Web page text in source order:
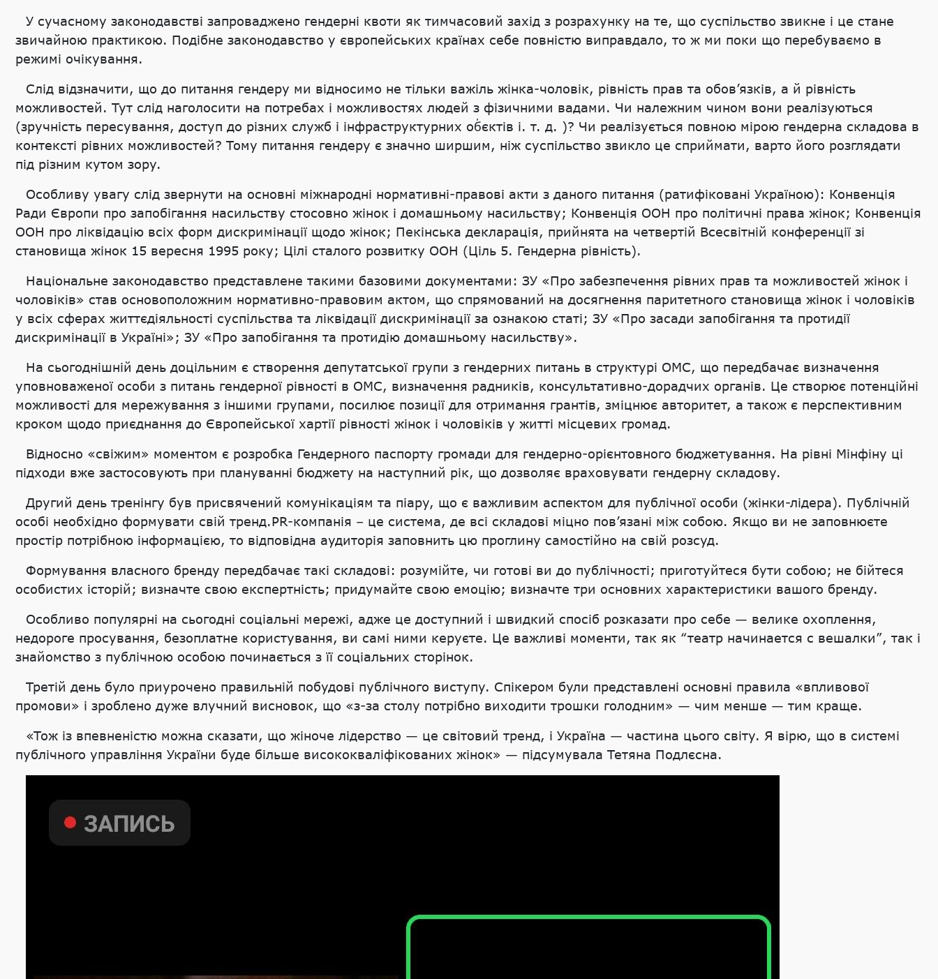
У сучасному законодавстві запроваджено гендерні квоти як тимчасовий захід з розрахунку на те, що суспільство звикне і це стане
звичайною практикою. Подібне законодавство у європейських країнах себе повністю виправдало, то ж ми поки що перебуваємо в
режимі очікування.
Слід відзначити, що до питання гендеру ми відносимо не тільки важіль жінка-чоловік, рівність прав та обов’язків, а й рівність
можливостей. Тут слід наголосити на потребах і можливостях людей з фізичними вадами. Чи належним чином вони реалізуються
(зручність пересування, доступ до різних служб і інфраструктурних об҆єктів і. т. д. )? Чи реалізується повною мірою гендерна складова в
контексті рівних можливостей? Тому питання гендеру є значно ширшим, ніж суспільство звикло це сприймати, варто його розглядати
під різним кутом зору.
Особливу увагу слід звернути на основні міжнародні нормативні-правові акти з даного питання (ратифіковані Україною): Конвенція
Ради Європи про запобігання насильству стосовно жінок і домашньому насильству; Конвенція ООН про політичні права жінок; Конвенція
ООН про ліквідацію всіх форм дискримінації щодо жінок; Пекінська декларація, прийнята на четвертій Всесвітній конференції зі
становища жінок 15 вересня 1995 року; Цілі сталого розвитку ООН (Ціль 5. Гендерна рівність).
Національне законодавство представлене такими базовими документами: ЗУ «Про забезпечення рівних прав та можливостей жінок і
чоловіків» став основоположним нормативно-правовим актом, що спрямований на досягнення паритетного становища жінок і чоловіків
у всіх сферах життєдіяльності суспільства та ліквідації дискримінації за ознакою статі; ЗУ «Про засади запобігання та протидії
дискримінації в Україні»; ЗУ «Про запобігання та протидію домашньому насильству».
На сьогоднішній день доцільним є створення депутатської групи з гендерних питань в структурі ОМС, що передбачає визначення
уповноваженої особи з питань гендерної рівності в ОМС, визначення радників, консультативно-дорадчих органів. Це створює потенційні
можливості для мережування з іншими групами, посилює позиції для отримання грантів, зміцнює авторитет, а також є перспективним
кроком щодо приєднання до Європейської хартії рівності жінок і чоловіків у житті місцевих громад.
Відносно «свіжим» моментом є розробка Гендерного паспорту громади для гендерно-орієнтовного бюджетування. На рівні Мінфіну ці
підходи вже застосовують при плануванні бюджету на наступний рік, що дозволяє враховувати гендерну складову.
Другий день тренінгу був присвячений комунікаціям та піару, що є важливим аспектом для публічної особи (жінки-лідера). Публічній
особі необхідно формувати свій тренд.PR-компанія – це система, де всі складові міцно пов’язані між собою. Якщо ви не заповнюєте
простір потрібною інформацією, то відповідна аудиторія заповнить цю проглину самостійно на свій розсуд.
Формування власного бренду передбачає такі складові: розумійте, чи готові ви до публічності; приготуйтеся бути собою; не бійтеся
особистих історій; визначте свою експертність; придумайте свою емоцію; визначте три основних характеристики вашого бренду.
Особливо популярні на сьогодні соціальні мережі, адже це доступний і швидкий спосіб розказати про себе — велике охоплення,
недороге просування, безоплатне користування, ви самі ними керуєте. Це важливі моменти, так як “театр начинается с вешалки”, так і
знайомство з публічною особою починається з її соціальних сторінок.
Третій день було приурочено правильній побудові публічного виступу. Спікером були представлені основні правила «впливової
промови» і зроблено дуже влучний висновок, що «з-за столу потрібно виходити трошки голодним» — чим менше — тим краще.
«Тож із впевненістю можна сказати, що жіноче лідерство — це світовий тренд, і Україна — частина цього світу. Я вірю, що в системі
публічного управління України буде більше висококваліфікованих жінок» — підсумувала Тетяна Подлєсна.